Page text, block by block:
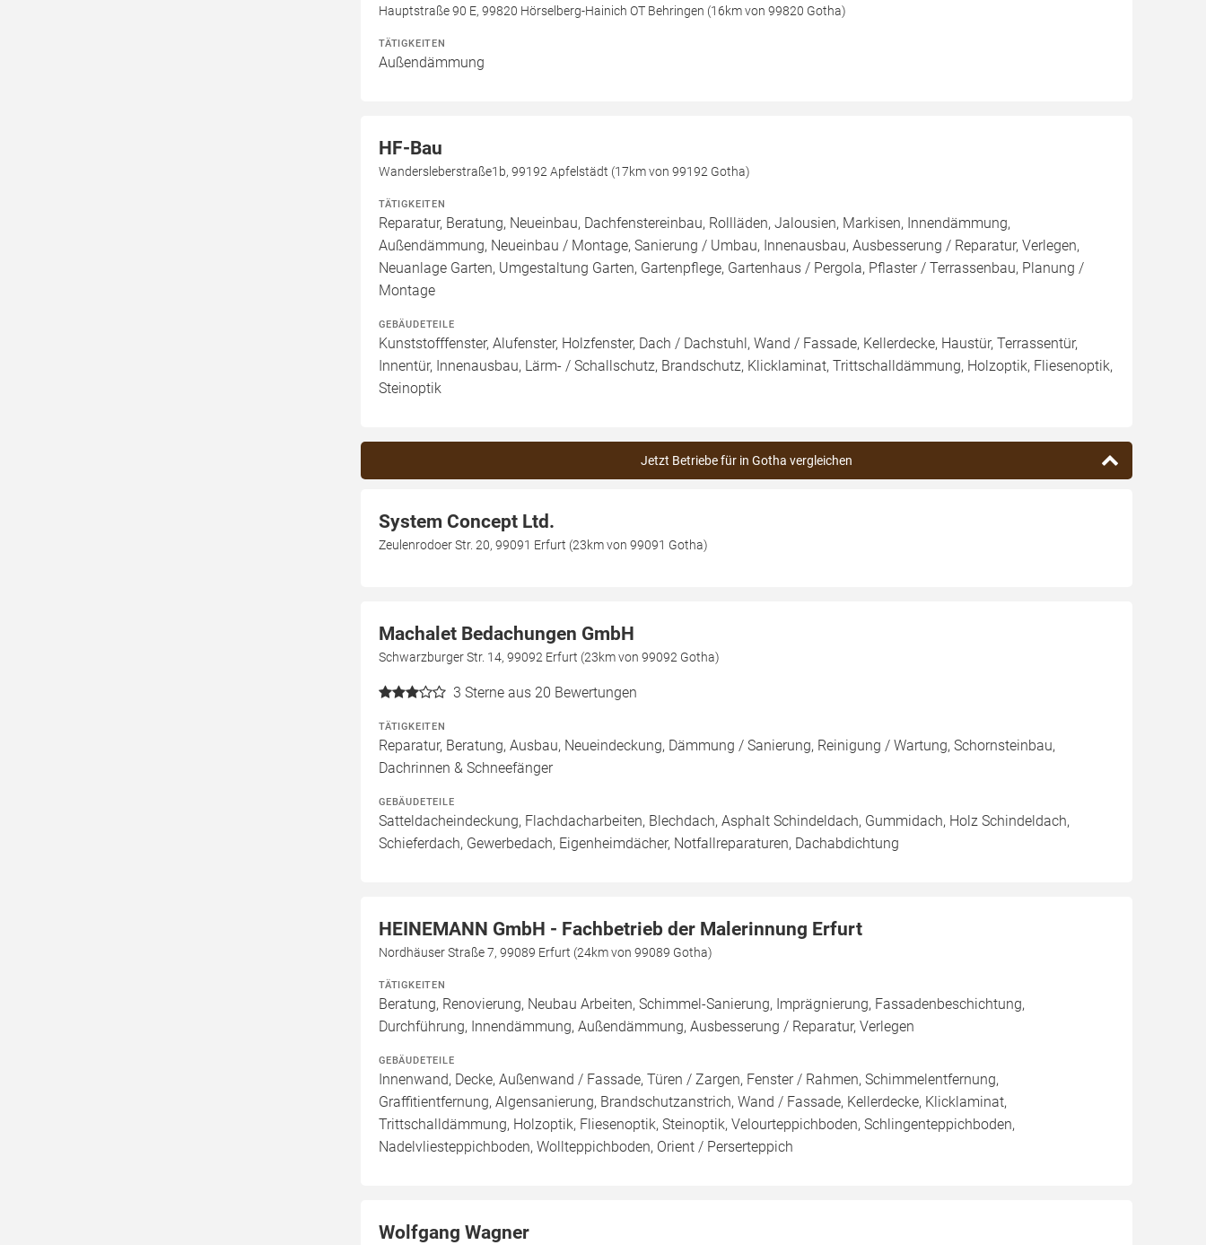
Hauptstraße 90 E, 99820 Hörselberg-Hainich OT Behringen (16km von 99820 Gotha)
TÄTIGKEITEN
Außendämmung
HF-Bau
Wandersleberstraße1b, 99192 Apfelstädt (17km von 99192 Gotha)
TÄTIGKEITEN
Reparatur, Beratung, Neueinbau, Dachfenstereinbau, Rollläden, Jalousien, Markisen, Innendämmung,
Außendämmung, Neueinbau / Montage, Sanierung / Umbau, Innenausbau, Ausbesserung / Reparatur, Verlegen,
Neuanlage Garten, Umgestaltung Garten, Gartenpflege, Gartenhaus / Pergola, Pflaster / Terrassenbau, Planung /
Montage
GEBÄUDETEILE
Kunststofffenster, Alufenster, Holzfenster, Dach / Dachstuhl, Wand / Fassade, Kellerdecke, Haustür, Terrassentür,
Innentür, Innenausbau, Lärm- / Schallschutz, Brandschutz, Klicklaminat, Trittschalldämmung, Holzoptik, Fliesenoptik,
Steinoptik
Jetzt Betriebe für in Gotha vergleichen
System Concept Ltd.
Zeulenrodoer Str. 20, 99091 Erfurt (23km von 99091 Gotha)
Machalet Bedachungen GmbH
Schwarzburger Str. 14, 99092 Erfurt (23km von 99092 Gotha)
3 Sterne aus 20 Bewertungen
TÄTIGKEITEN
Reparatur, Beratung, Ausbau, Neueindeckung, Dämmung / Sanierung, Reinigung / Wartung, Schornsteinbau,
Dachrinnen & Schneefänger
GEBÄUDETEILE
Satteldacheindeckung, Flachdacharbeiten, Blechdach, Asphalt Schindeldach, Gummidach, Holz Schindeldach,
Schieferdach, Gewerbedach, Eigenheimdächer, Notfallreparaturen, Dachabdichtung
HEINEMANN GmbH - Fachbetrieb der Malerinnung Erfurt
Nordhäuser Straße 7, 99089 Erfurt (24km von 99089 Gotha)
TÄTIGKEITEN
Beratung, Renovierung, Neubau Arbeiten, Schimmel-Sanierung, Imprägnierung, Fassadenbeschichtung,
Durchführung, Innendämmung, Außendämmung, Ausbesserung / Reparatur, Verlegen
GEBÄUDETEILE
Innenwand, Decke, Außenwand / Fassade, Türen / Zargen, Fenster / Rahmen, Schimmelentfernung,
Graffitientfernung, Algensanierung, Brandschutzanstrich, Wand / Fassade, Kellerdecke, Klicklaminat,
Trittschalldämmung, Holzoptik, Fliesenoptik, Steinoptik, Velourteppichboden, Schlingenteppichboden,
Nadelvliesteppichboden, Wollteppichboden, Orient / Perserteppich
Wolfgang Wagner